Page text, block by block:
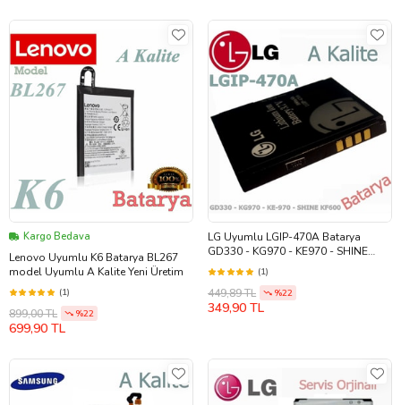
Kargo Bedava
Lenovo Uyumlu K6 Batarya BL267
model Uyumlu A Kalite Yeni Üretim
(1)
899,00 TL %22
699,90 TL
LG Uyumlu LGIP-470A Batarya
GD330 - KG970 - KE970 - SHINE
KF600 Uyumlu A Kalite Batarya
(1)
449,89 TL %22
349,90 TL